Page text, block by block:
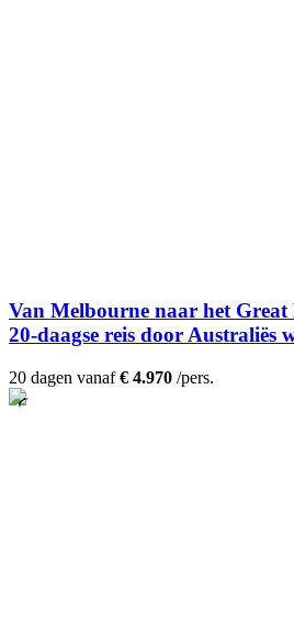
Van Melbourne naar het
20-daagse reis door Australiës
20 dagen vanaf€ 4.970 /pers.